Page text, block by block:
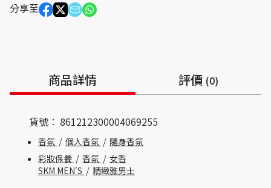
分享至
商品詳情 評價 (0)
貨號： 861212300004069255
香氛 / 個人香氛 / 隨身香氛
彩妝保養 / 香氛 / 女香
SKM MEN'S / 精緻雅男士